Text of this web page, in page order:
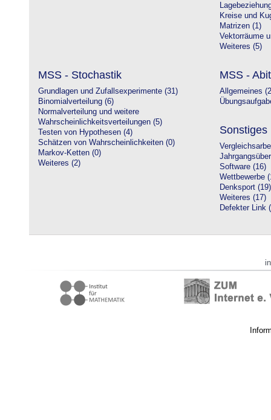
Kreise und
Matrizen (1)
Vektorräume
Weiteres (5)
MSS - Stochastik
Grundlagen und Zufallsexperimente (31)
Binomialverteilung (6)
Normalverteilung und weitere
Wahrscheinlichkeitsverteilungen (5)
Testen von Hypothesen (4)
Schätzen von Wahrscheinlichkeiten (0)
Markov-Ketten (0)
Weiteres (2)
MSS -
Allgemeines
Sonstiges
Software (16)
Wettbewerbe
Denksport (19)
Weiteres (17)
Defekter Link